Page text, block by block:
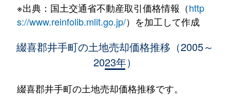
※出典：国土交通省不動産取引価格情報（http
s://www.reinfolib.mlit.go.jp/）を加工して作成
綴喜郡井手町の土地売却価格推移（2005～
2023年）
綴喜郡井手町の土地売却価格推移です。